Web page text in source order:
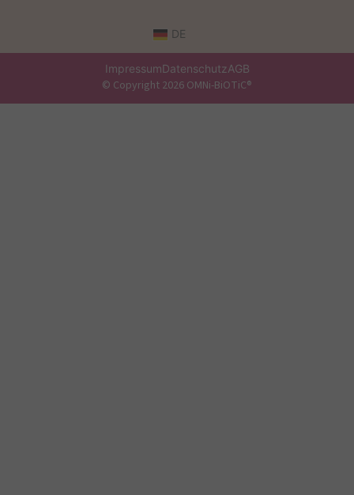
DE
ImpressumDatenschutzAGB
© Copyright 2026 OMNi-BiOTiC®